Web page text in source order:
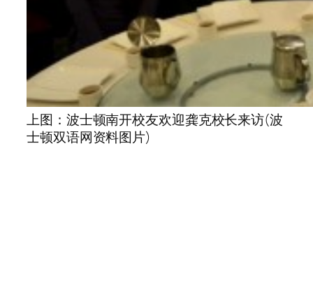
上图：波士顿南开校友欢迎龚克校长来访(波
士顿双语网资料图片)